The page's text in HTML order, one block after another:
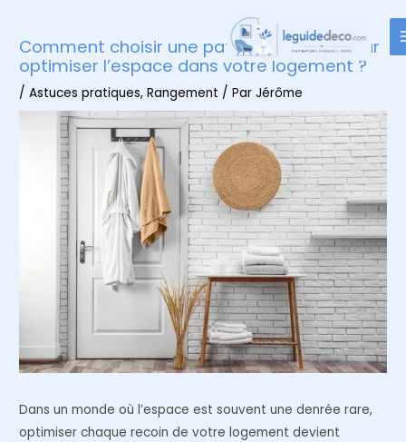
contenu
Comment choisir une patère de porte pour
optimiser l’espace dans votre logement ?
/Astuces pratiques,Rangement / ParJérôme
Dans un monde où l’espace est souvent une denrée rare,
optimiser chaque recoin de votre logement devient